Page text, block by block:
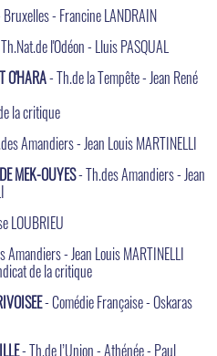
- Francine LANDRAIN
l'Odéon - Lluis PASQUAL
O'HARA- Th.de la Tempête - Jean René
la critique
Amandiers - Jean Louis MARTINELLI
MEK-OUYES- Th.des Amandiers - Jean
LOUBRIEU
Amandiers - Jean Louis MARTINELLI
de la critique
- Comédie Française - Oskaras
- Th.de l’Union - Athénée - Paul